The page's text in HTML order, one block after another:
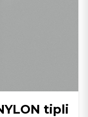
tipli